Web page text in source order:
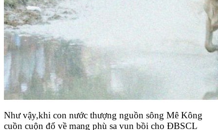
Như vậy,khi con nước thượng nguồn sông Mê Kông
cuồn cuộn đổ về mang phù sa vun bồi cho ĐBSCL